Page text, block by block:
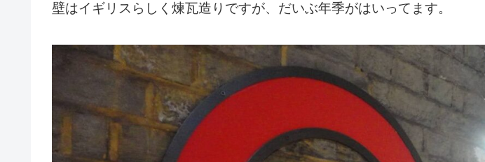
壁はイギリスらしく煉瓦造りですが、だいぶ年季がはいってます。